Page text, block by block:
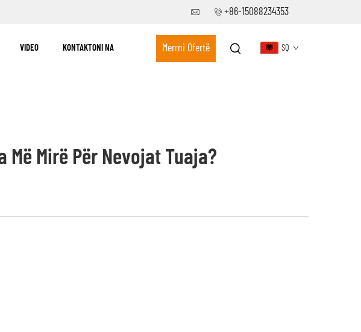
+86-15088234353
VIDEO KONTAKTONI NA Merrni Ofertë SQ
Më Mirë Për Nevojat Tuaja?